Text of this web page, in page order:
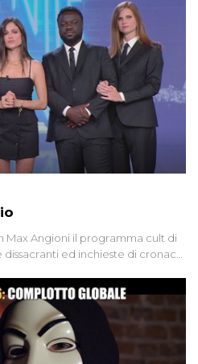
le zone d'ombra sul Mostro di
ancora oggi avvolte in un
Nel corso dello speciale anche
realizzata ne...
Max Angioni il programma cult di
ed inchieste di cronaca